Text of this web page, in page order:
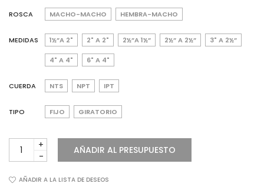
ROSCA MACHO-MACHO HEMBRA-MACHO
MEDIDAS 1½”A 2" 2" A 2" 2½”A 1½” 2½” A 2½” 3" A 2½”
4" A 4" 6" A 4"
CUERDA NTS NPT IPT
TIPO FIJO GIRATORIO
ADAPTADORES
FIJOS
GIRATORIOS
AÑADIR AL PRESUPUESTO
AÑADIR A LA LISTA DE DESEOS